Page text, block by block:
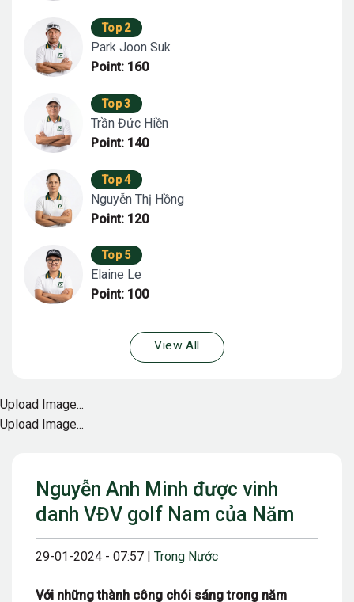
Nguyễn Anh Minh được vinh
danh VĐV golf Nam của Năm
29-01-2024 - 07:57 | Trong Nước
Với những thành công chói sáng trong năm
Top 2
Park Joon Suk
Point: 160
Top 3
Trần Đức Hiền
Point: 140
Top 4
Nguyễn Thị Hồng
Point: 120
Top 5
Elaine Le
Point: 100
View All
Upload Image...
Upload Image...